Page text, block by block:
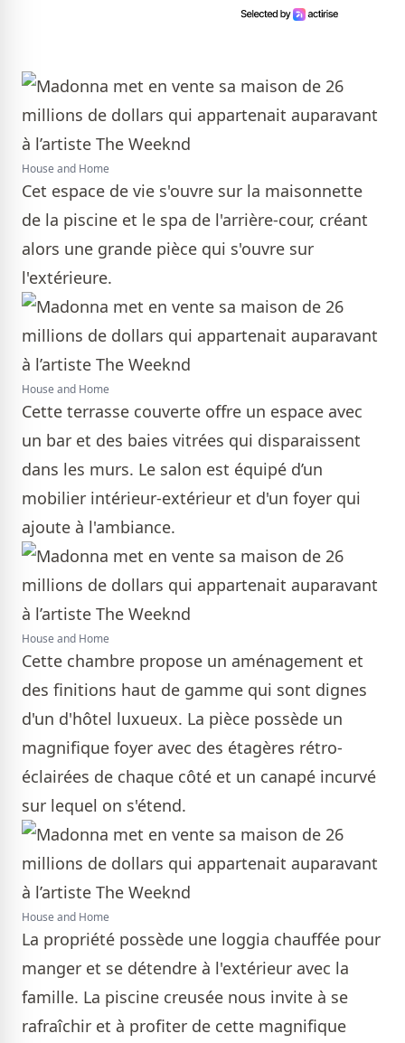
House and Home
Cet espace de vie s'ouvre sur la maisonnette
de la piscine et le spa de l'arrière-cour, créant
alors une grande pièce qui s'ouvre sur
l'extérieure.
House and Home
Cette terrasse couverte offre un espace avec
un bar et des baies vitrées qui disparaissent
dans les murs. Le salon est équipé d’un
mobilier intérieur-extérieur et d'un foyer qui
ajoute à l'ambiance.
House and Home
Cette chambre propose un aménagement et
des finitions haut de gamme qui sont dignes
d'un d'hôtel luxueux. La pièce possède un
magnifique foyer avec des étagères rétro-
éclairées de chaque côté et un canapé incurvé
sur lequel on s'étend.
House and Home
La propriété possède une loggia chauffée pour
manger et se détendre à l'extérieur avec la
famille. La piscine creusée nous invite à se
rafraîchir et à profiter de cette magnifique